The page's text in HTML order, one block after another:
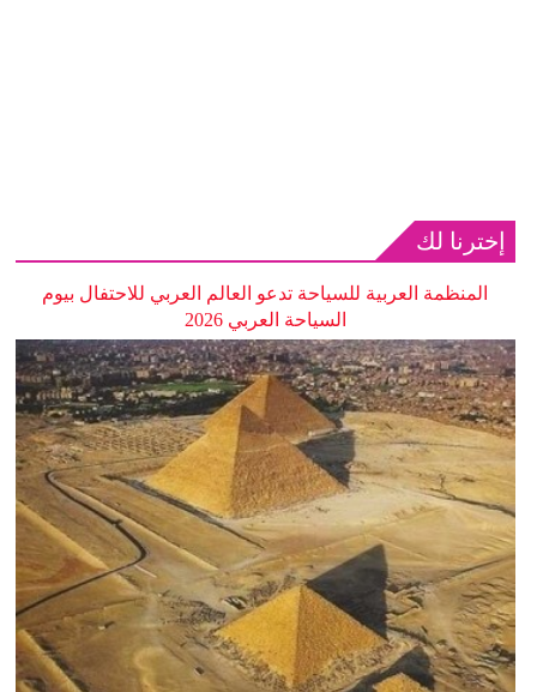
إخترنا لك
المنظمة العربية للسياحة تدعو العالم العربي للاحتفال بيوم
السياحة العربي 2026